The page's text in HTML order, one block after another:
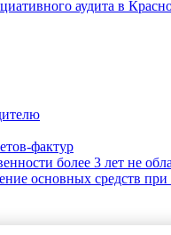
аудита в
фактур
более 3 лет не
основных средств